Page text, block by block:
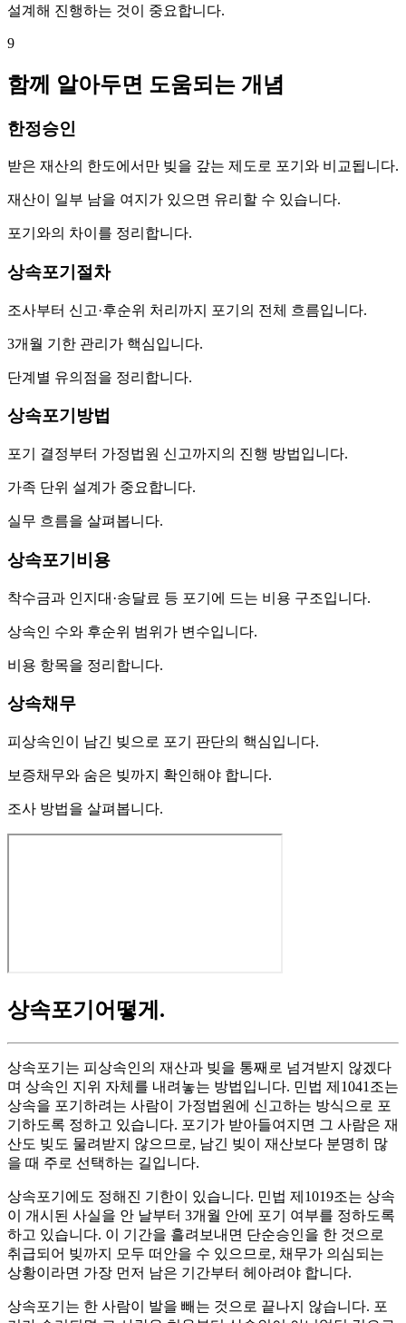
설계해 진행하는 것이 중요합니다.
9
함께 알아두면 도움되는 개념
한정승인
받은 재산의 한도에서만 빚을 갚는 제도로 포기와 비교됩니다.
재산이 일부 남을 여지가 있으면 유리할 수 있습니다.
포기와의 차이를 정리합니다.
상속포기절차
조사부터 신고·후순위 처리까지 포기의 전체 흐름입니다.
3개월 기한 관리가 핵심입니다.
단계별 유의점을 정리합니다.
상속포기방법
포기 결정부터 가정법원 신고까지의 진행 방법입니다.
가족 단위 설계가 중요합니다.
실무 흐름을 살펴봅니다.
상속포기비용
착수금과 인지대·송달료 등 포기에 드는 비용 구조입니다.
상속인 수와 후순위 범위가 변수입니다.
비용 항목을 정리합니다.
상속채무
피상속인이 남긴 빚으로 포기 판단의 핵심입니다.
보증채무와 숨은 빚까지 확인해야 합니다.
조사 방법을 살펴봅니다.
상속포기어떻게 .
상속포기는 피상속인의 재산과 빚을 통째로 넘겨받지 않겠다
며 상속인 지위 자체를 내려놓는 방법입니다. 민법 제1041조는
상속을 포기하려는 사람이 가정법원에 신고하는 방식으로 포
기하도록 정하고 있습니다. 포기가 받아들여지면 그 사람은 재
산도 빚도 물려받지 않으므로, 남긴 빚이 재산보다 분명히 많
을 때 주로 선택하는 길입니다.
상속포기에도 정해진 기한이 있습니다. 민법 제1019조는 상속
이 개시된 사실을 안 날부터 3개월 안에 포기 여부를 정하도록
하고 있습니다. 이 기간을 흘려보내면 단순승인을 한 것으로
취급되어 빚까지 모두 떠안을 수 있으므로, 채무가 의심되는
상황이라면 가장 먼저 남은 기간부터 헤아려야 합니다.
상속포기는 한 사람이 발을 빼는 것으로 끝나지 않습니다. 포